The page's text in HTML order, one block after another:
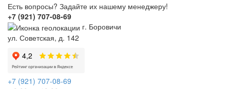
Есть вопросы? Задайте их нашему менеджеру!
+7 (921) 707-08-69
г. Боровичи
ул. Советская, д. 142
+7 (921) 707-08-69